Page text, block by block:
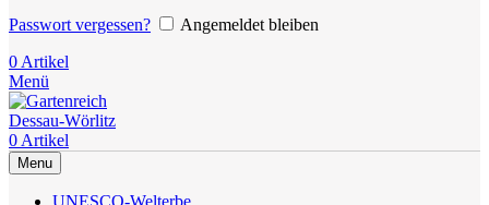
Passwort vergessen?
Angemeldet bleiben
0 Artikel
Menü
0 Artikel
Menu
UNESCO-Welterbe